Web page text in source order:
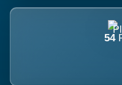
54